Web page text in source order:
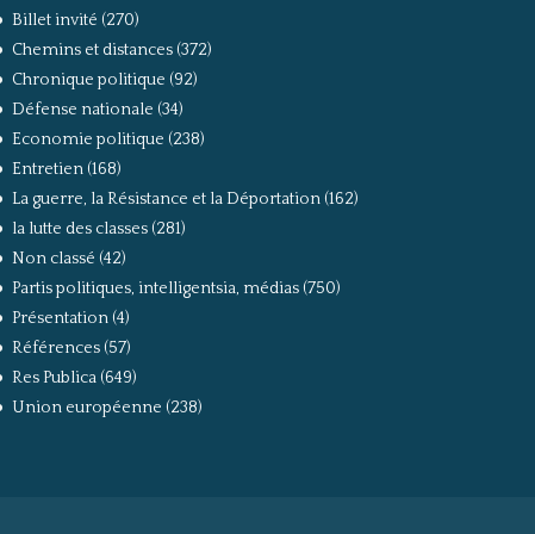
Billet invité (270)
Chemins et distances(372)
Chronique politique (92)
Défense nationale (34)
Economie politique (238)
Entretien(168)
La guerre, la Résistance et la Déportation(162)
la lutte des classes(281)
Non classé (42)
Partis politiques, intelligentsia, médias(750)
Présentation(4)
Références(57)
Res Publica(649)
Union européenne (238)